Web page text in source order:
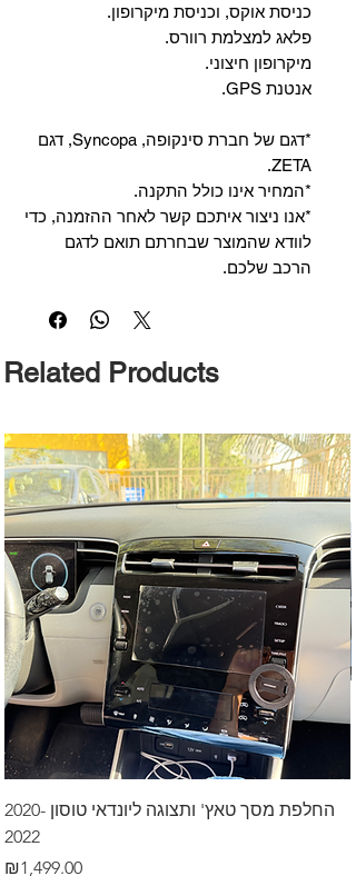
כניסת אוקס, וכניסת מיקרופון.
פלאג למצלמת רוורס.
מיקרופון חיצוני.
אנטנת GPS.
*דגם של חברת סינקופה, Syncopa, דגם
ZETA.
*המחיר אינו כולל התקנה.
*אנו ניצור איתכם קשר לאחר ההזמנה, כדי
לוודא שהמוצר שבחרתם תואם לדגם
הרכב שלכם.
Related Products
החלפת מסך טאץ' ותצוגה ליונדאי טוסון 2020-
2022
Price
₪1,499.00